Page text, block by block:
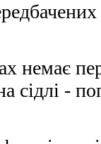
немає
сідлі -